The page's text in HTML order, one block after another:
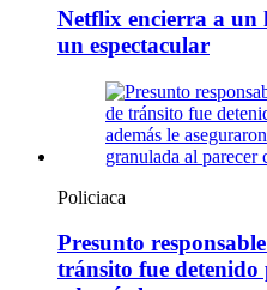
Netflix encierra a un
un espectacular
Policiaca
Presunto
tránsito fue detenido